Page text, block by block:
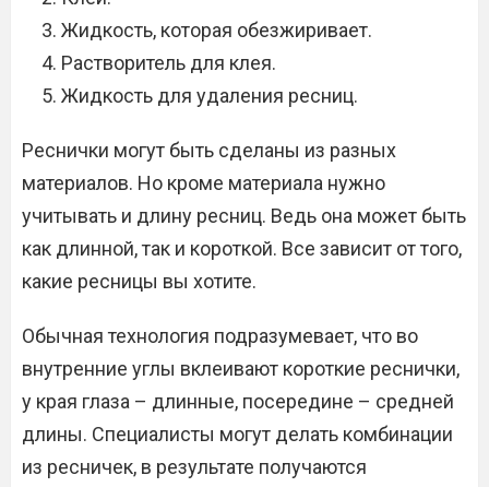
Жидкость, которая обезжиривает.
Растворитель для клея.
Жидкость для удаления ресниц.
Реснички могут быть сделаны из разных
материалов. Но кроме материала нужно
учитывать и длину ресниц. Ведь она может быть
как длинной, так и короткой. Все зависит от того,
какие ресницы вы хотите.
Обычная технология подразумевает, что во
внутренние углы вклеивают короткие реснички,
у края глаза – длинные, посередине – средней
длины. Специалисты могут делать комбинации
из ресничек, в результате получаются